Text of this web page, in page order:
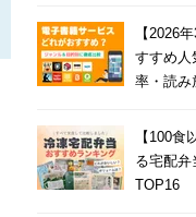
【2026
すすめ人
率・読み
【100食
る宅配弁
TOP16